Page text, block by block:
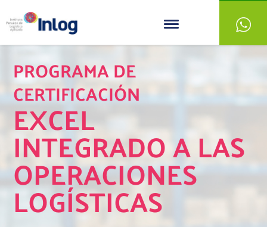
PROGRAMA DE
CERTIFICACIÓN
EXCEL
INTEGRADO A LAS
OPERACIONES
LOGÍSTICAS